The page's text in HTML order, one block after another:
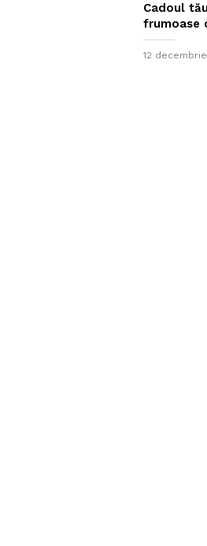
Cadoul
frumoase
12 decembrie